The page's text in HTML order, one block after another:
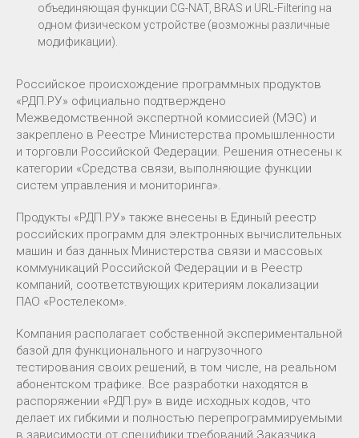
объединяющая функции CG-NAT, BRAS и URL-Filtering на
одном физическом устройстве (возможны различные
модификации).
Российское происхождение программных продуктов
«РДП.РУ» официально подтверждено
Межведомственной экспертной комиссией (МЭС) и
закреплено в Реестре Министерства промышленности
и торговли Российской Федерации. Решения отнесены к
категории «Средства связи, выполняющие функции
систем управления и мониторинга».
Продукты «РДП.РУ» также внесены в Единый реестр
российских программ для электронных вычислительных
машин и баз данных Министерства связи и массовых
коммуникаций Российской Федерации и в Реестр
компаний, соответствующих критериям локализации
ПАО «Ростелеком».
Компания располагает собственной экспериментальной
базой для функционального и нагрузочного
тестирования своих решений, в том числе, на реальном
абонентском трафике. Все разработки находятся в
распоряжении «РДП.ру» в виде исходных кодов, что
делает их гибкими и полностью перепрограммируемыми
в зависимости от специфики требований Заказчика.